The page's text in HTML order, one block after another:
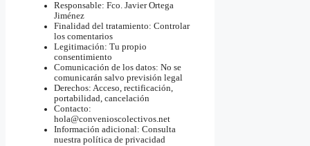
Responsable: Fco. Javier Ortega
Jiménez
Finalidad del tratamiento: Controlar
los comentarios
Legitimación: Tu propio
consentimiento
Comunicación de los datos: No se
comunicarán salvo previsión legal
Derechos: Acceso, rectificación,
portabilidad, cancelación
Contacto:
hola@convenioscolectivos.net
Información adicional: Consulta
nuestra política de privacidad